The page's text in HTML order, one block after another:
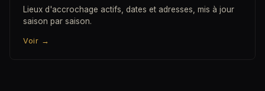
Lieux d'accrochage actifs, dates et adresses, mis à jour
saison par saison.
Voir →